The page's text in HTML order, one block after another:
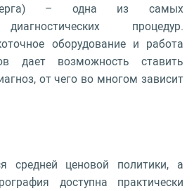
– одна из самых
процедур.
оборудование и работа
дает возможность ставить
от чего во многом зависит
средней ценовой политики, а
доступна практически